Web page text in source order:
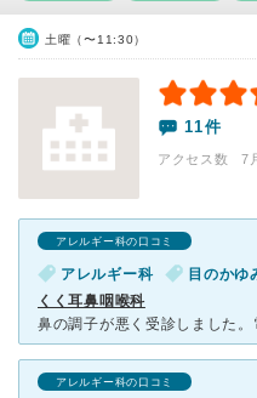
土曜（〜11:30）
11件
アクセス数 7
アレルギー科の口コミ
アレルギー科 目のかゆ
くく耳鼻咽喉科
アレルギー科の口コミ